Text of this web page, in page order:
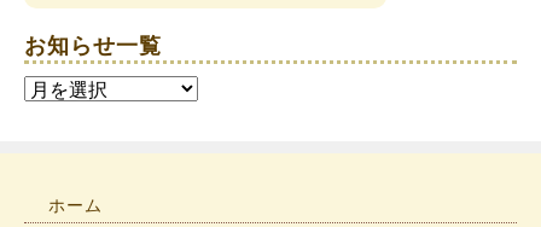
お知らせ一覧
お
ホーム